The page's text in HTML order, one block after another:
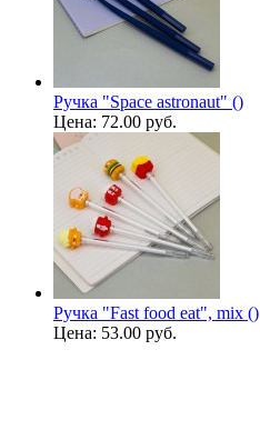
Ручка "Space astronaut" ()
Цена: 72.00 руб.
Ручка "Fast food eat", mix ()
Цена: 53.00 руб.